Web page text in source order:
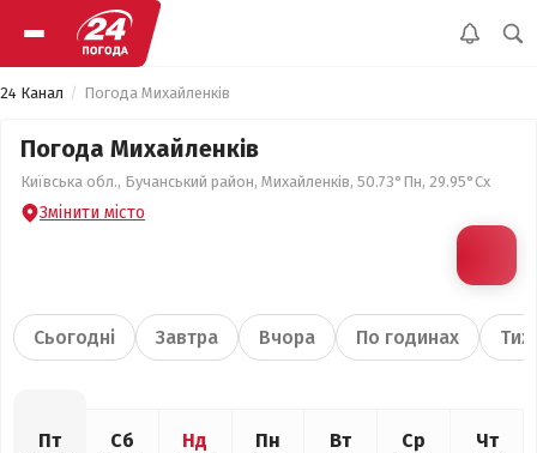
24 Канал Погода Михайленків
Погода Михайленків
Київська обл., Бучанський район, Михайленків, 50.73°Пн, 29.95°Сх
Змінити місто
Сьогодні Завтра Вчора По годинах
Пт Сб Нд Пн Вт Ср Чт